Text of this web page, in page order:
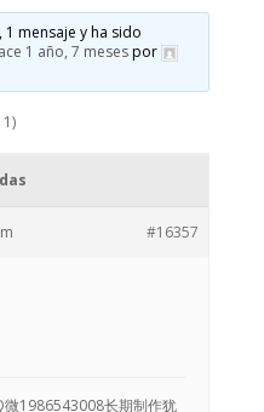
mensaje y ha sido
1 año, 7 mesespor
#16357
1986543008长期制作犹